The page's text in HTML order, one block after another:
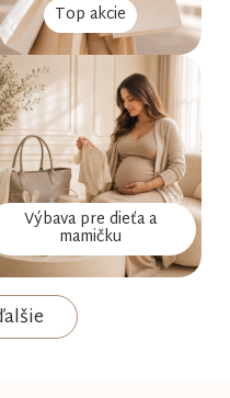
Top akcie
Výbava pre dieťa a
mamičku